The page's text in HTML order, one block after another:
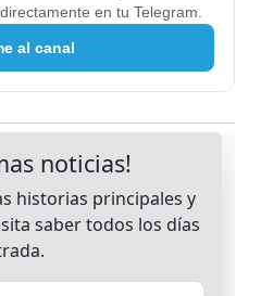
en tu Telegram.
al canal